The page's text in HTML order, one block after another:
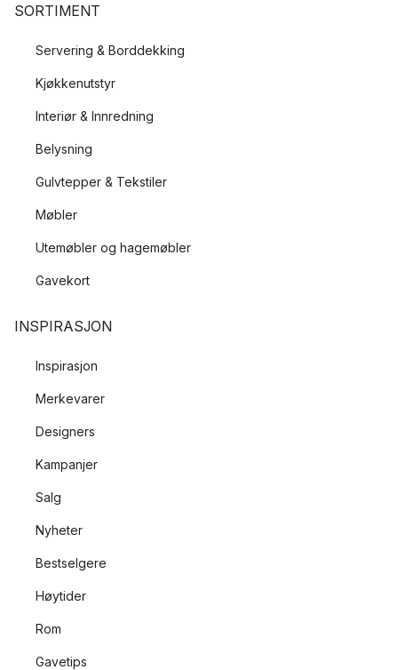
SORTIMENT
Servering & Borddekking
Kjøkkenutstyr
Interiør & Innredning
Belysning
Gulvtepper & Tekstiler
Møbler
Utemøbler og hagemøbler
Gavekort
INSPIRASJON
Inspirasjon
Merkevarer
Designers
Kampanjer
Salg
Nyheter
Bestselgere
Høytider
Rom
Gavetips